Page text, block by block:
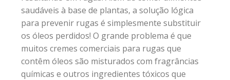
saudáveis ​​à base de plantas, a solução lógica
para prevenir rugas é simplesmente substituir
os óleos perdidos! O grande problema é que
muitos cremes comerciais para rugas que
contêm óleos são misturados com fragrâncias
químicas e outros ingredientes tóxicos que